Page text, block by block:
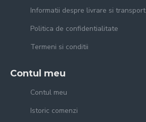
Informatii despre livrare si transport
Politica de confidentialitate
Termeni si conditii
Contul meu
Contul meu
Istoric comenzi